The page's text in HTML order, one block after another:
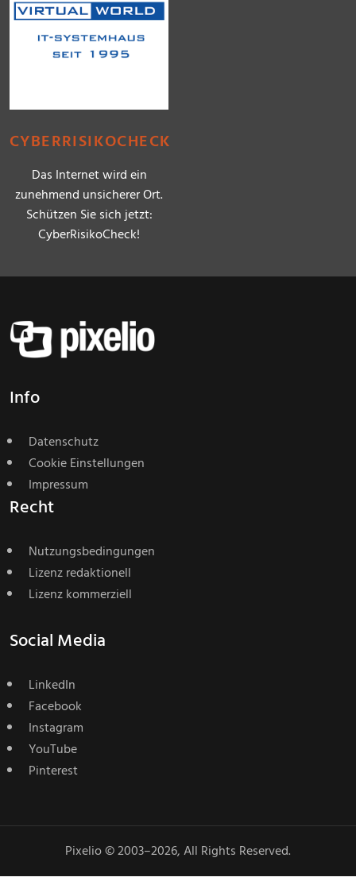
CYBERRISIKOCHECK
Das Internet wird ein
zunehmend unsicherer Ort.
Schützen Sie sich jetzt:
CyberRisikoCheck!
Info
Datenschutz
Cookie Einstellungen
Impressum
Recht
Nutzungsbedingungen
Lizenz redaktionell
Lizenz kommerziell
Social Media
LinkedIn
Facebook
Instagram
YouTube
Pinterest
Pixelio © 2003–2026, All Rights Reserved.